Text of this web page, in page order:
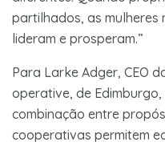
partilhados, as
lideram e prosperam.”
Para Larke Adger, CEO
operative, de
combinação entre
cooperativas permitem